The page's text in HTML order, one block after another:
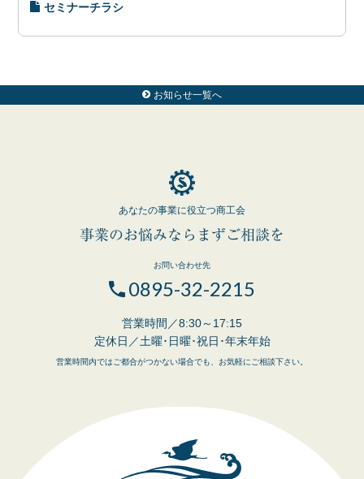
セミナーチラシ
お知らせ一覧へ
あなたの事業に役立つ商工会
事業のお悩みならまずご相談を
お問い合わせ先
0895-32-2215
営業時間／8:30～17:15
定休日／土曜･日曜･祝日･年末年始
営業時間内ではご都合がつかない場合でも、お気軽にご相談下さい。